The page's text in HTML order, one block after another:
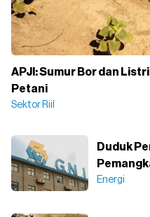
APJI: Sumur Bor dan
Petani
Sektor Riil
Duduk
Energi